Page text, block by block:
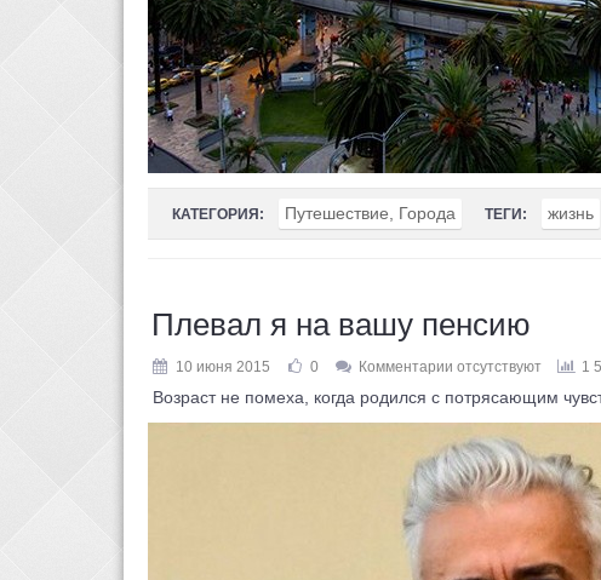
КАТЕГОРИЯ: Путешествие, Города ТЕГИ: жизнь
Плевал я на вашу пенсию
10 июня 2015 0 Комментарии отсутствуют 1
Возраст не помеха, когда родился с потрясающим